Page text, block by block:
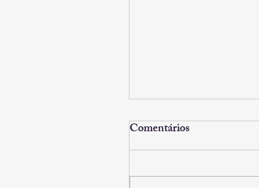
Comentários